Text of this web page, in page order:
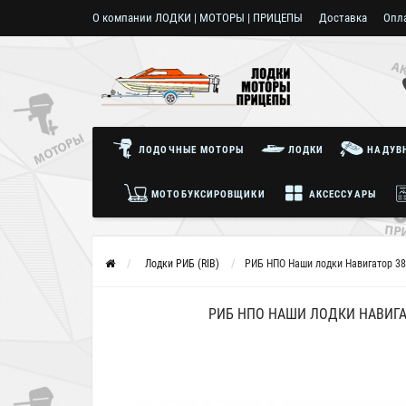
О компании ЛОДКИ | МОТОРЫ | ПРИЦЕПЫ Доставка
ЛОДОЧНЫЕ МОТОРЫ ЛОДКИ
МОТОБУКСИРОВЩИКИ АКСЕССУАРЫ
Лодки РИБ (RIB) РИБ НПО Наши лодки Навигатор
РИБ НПО НАШИ ЛОДКИ